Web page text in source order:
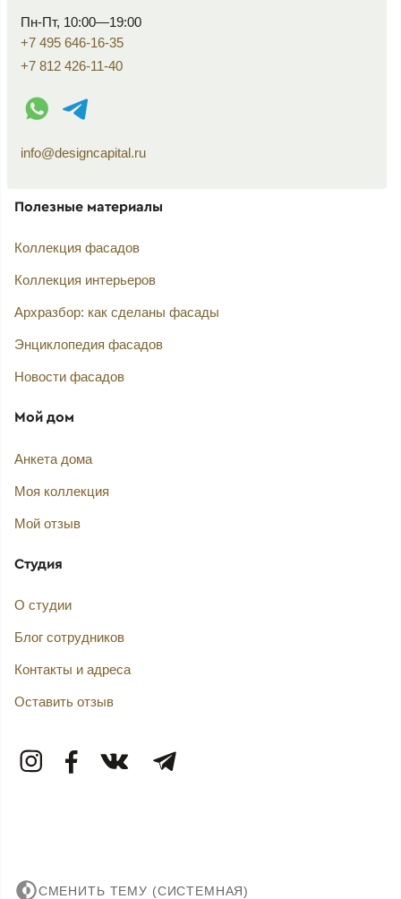
Пн-Пт, 10:00—19:00
+7 495 646-16-35
+7 812 426-11-40
WhatsApp контакт
Telegram контакт
info@designcapital.ru
Полезные материалы
Коллекция фасадов
Коллекция интерьеров
Архразбор: как сделаны фасады
Энциклопедия фасадов
Новости фасадов
Мой дом
Анкета дома
Моя коллекция
Мой отзыв
Студия
О студии
Блог сотрудников
Контакты и адреса
Оставить отзыв
СМЕНИТЬ ТЕМУ (СИСТЕМНАЯ)